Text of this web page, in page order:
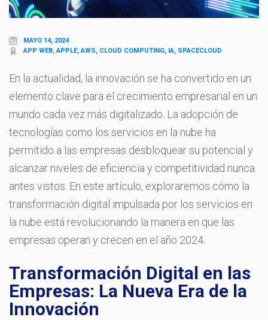
MAYO 14, 2024
APP WEB, APPLE, AWS, CLOUD COMPUTING, IA, SPACECLOUD
En la actualidad, la innovación se ha convertido en un
elemento clave para el crecimiento empresarial en un
mundo cada vez más digitalizado. La adopción de
tecnologías como los servicios en la nube ha
permitido a las empresas desbloquear su potencial y
alcanzar niveles de eficiencia y competitividad nunca
antes vistos. En este artículo, exploraremos cómo la
transformación digital impulsada por los servicios en
la nube está revolucionando la manera en que las
empresas operan y crecen en el año 2024.
Transformación Digital en las
Empresas: La Nueva Era de la
Innovación